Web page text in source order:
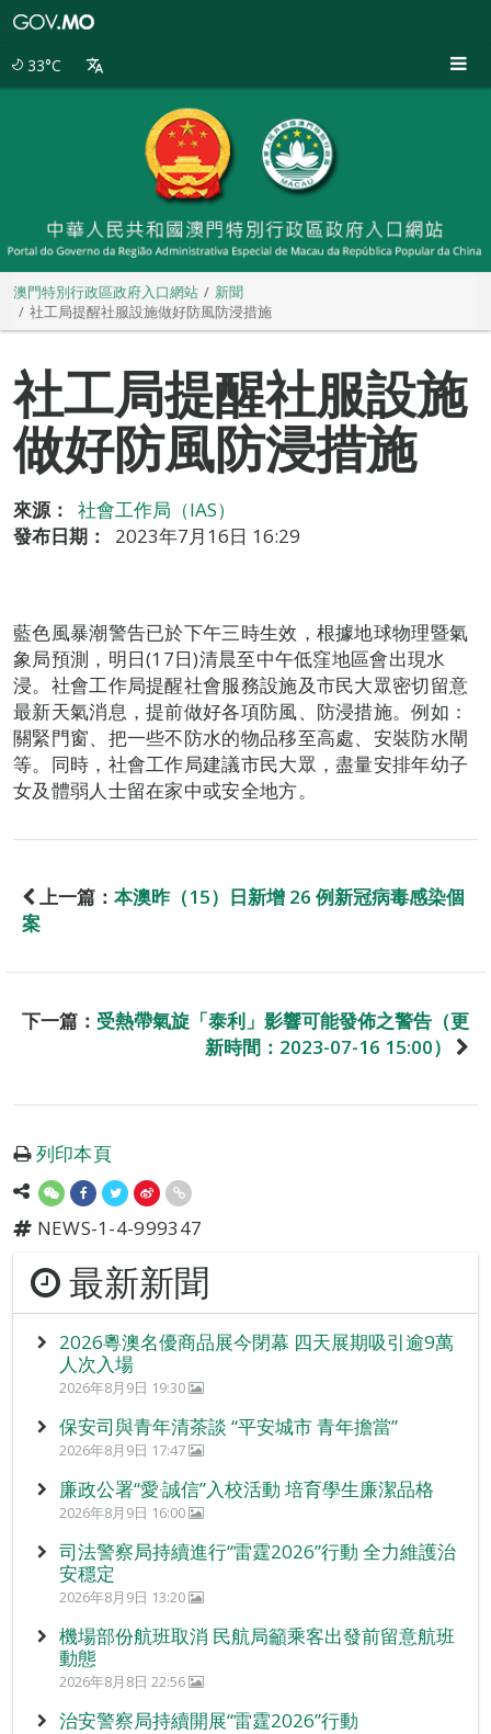
33°C
澳門特別行政區政府入口網站
新聞
社工局提醒社服設施做好防風防浸措施
社工局提醒社服設施
做好防風防浸措施
來源：
社會工作局（IAS）
發布日期：
2023年7月16日 16:29
藍色風暴潮警告已於下午三時生效，根據地球物理暨氣
象局預測，明日(17日)清晨至中午低窪地區會出現水
浸。社會工作局提醒社會服務設施及市民大眾密切留意
最新天氣消息，提前做好各項防風、防浸措施。例如：
關緊門窗、把一些不防水的物品移至高處、安裝防水閘
等。同時，社會工作局建議市民大眾，盡量安排年幼子
女及體弱人士留在家中或安全地方。
上一篇： 本澳昨（15）日新增 26 例新冠病毒感染個
案
下一篇： 受熱帶氣旋「泰利」影響可能發佈之警告（更
新時間：2023-07-16 15:00）
列印本頁
NEWS-1-4-999347
最新新聞
2026粵澳名優商品展今閉幕 四天展期吸引逾9萬
人次入場
2026年8月9日 19:30
保安司與青年清茶談 “平安城市 青年擔當”
2026年8月9日 17:47
廉政公署“愛‧誠信”入校活動 培育學生廉潔品格
2026年8月9日 16:00
司法警察局持續進行“雷霆2026”行動 全力維護治
安穩定
2026年8月9日 13:20
機場部份航班取消 民航局籲乘客出發前留意航班
動態
2026年8月8日 22:56
治安警察局持續開展“雷霆2026”行動